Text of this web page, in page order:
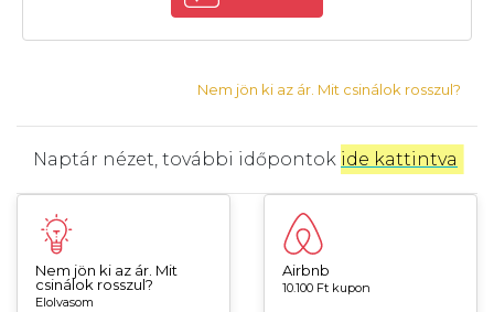
Nem jön ki az ár. Mit csinálok rosszul?
Naptár nézet, további időpontok ide kattintva
Nem jön ki az ár. Mit
csinálok rosszul?
Elolvasom
Airbnb
10.100 Ft kupon